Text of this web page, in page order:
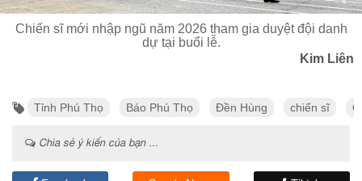
Chiến sĩ mới nhập ngũ năm 2026 tham gia duyệt đội danh
dự tại buổi lễ.
Kim Liên
Tỉnh Phú Thọ Báo Phú Thọ Đền Hùng chiến sĩ
Chia sẻ ý kiến của bạn ...